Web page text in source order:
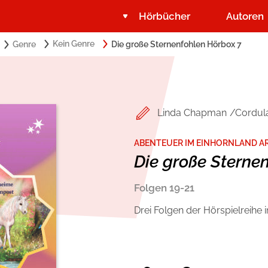
Hörbücher
Belletristik
Romance by heartroom
Krimi und Thriller
Ratgeber und Sachbuch
Autoren
Über USM Audio
Presse
Autorinnen und Autoren
Suchbegriff eingeben:
Search
Genre
Kein Genre Die große Sternenfohlen Hörbox 7
Linda Chapman
ABENTEUER IM EINHORNLAND
Die große
Folgen 19-21
Drei Folgen der Hörspielreihe